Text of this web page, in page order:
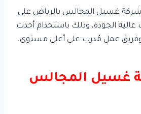
غسيل المجالس بالرياض على
الجودة، وذلك باستخدام أحدث
وفريق عمل مُدرب على أعلى مستوى.
غسيل المجالس